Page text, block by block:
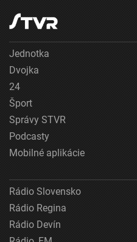
Jednotka
Dvojka
24
Šport
Správy STVR
Podcasty
Mobilné aplikácie
Rádio Slovensko
Rádio Regina
Rádio Devín